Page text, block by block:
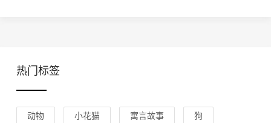
热门标签
动物 小花猫 寓言故事 狗